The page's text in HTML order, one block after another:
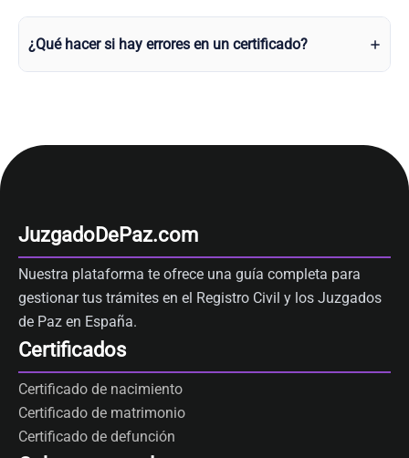
¿Qué hacer si hay errores en un certificado?
JuzgadoDePaz.com
Nuestra plataforma te ofrece una guía completa para
gestionar tus trámites en el Registro Civil y los Juzgados
de Paz en España.
Certificados
Certificado de nacimiento
Certificado de matrimonio
Certificado de defunción